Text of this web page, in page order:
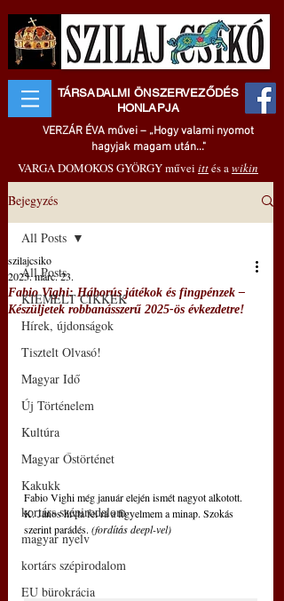
TÁRSADALMI ÖNSZERVEZŐDÉS
HONLAPJA
VERZÁR ÉVA művei – „Hogy valami nyomot
hagyjak magam után..."
VARGA DOMOKOS GYÖRGY művei ittés awikin
Bejegyzés
All Posts
KIEMELT CIKKEK
Hírek, újdonságok
Tisztelt Olvasó!
Magyar Idő
Új Történelem
Kultúra
Magyar Őstörténet
Kakukk
kortárs szépirodalom
magyar nyelv
kortárs szépirodalom
EU bürokrácia
All Posts
Fabio Vighi: Háborús játékok és fingpénzek –
Készüljetek robbanásszerű 2025-ös évkezdetre!
szilajcsiko
2025. márc. 23.
Fabio Vighi még január elején ismét nagyot alkotott.
K. János hívta fel rá a figyelmem a minap. Szokás
szerint parádés. (fordítás deepl-vel)